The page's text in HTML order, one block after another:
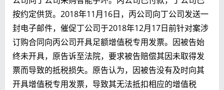
按约定供货。2018年11月16日，丙公司向丁公司发送一
封电子邮件，催促丁公司于2018年12月17日前针对案涉
订购合同向丙公司开具足额增值税专用发票。因被告始
终未开具，原告诉至法院，要求被告赔偿其因未取得发
票而导致的抵税损失。原告认为，因被告没有及时向其
开具增值税专用发票，导致其无法抵扣相应的增值税